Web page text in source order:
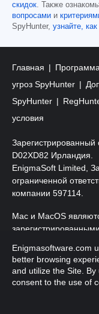
скидок. Также
вопросами и
SpyHunter, узнайте,
Главная
угроз SpyHunter
SpyHunter
условия
Зарегистрированный
D02XD82 Ирландия.
EnigmaSoft Limited,
ограниченной
компании 597114.
Mac и MacOS
Copyright 2016-2026 .
Enigmasoftware.com
better browsing
and utilize the Site.
consent to the use of